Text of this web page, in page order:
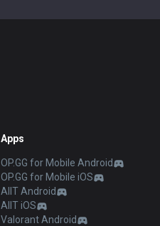
Apps
OP.GG for Mobile Android
OP.GG for Mobile iOS
AllT Android
AllT iOS
Valorant Android